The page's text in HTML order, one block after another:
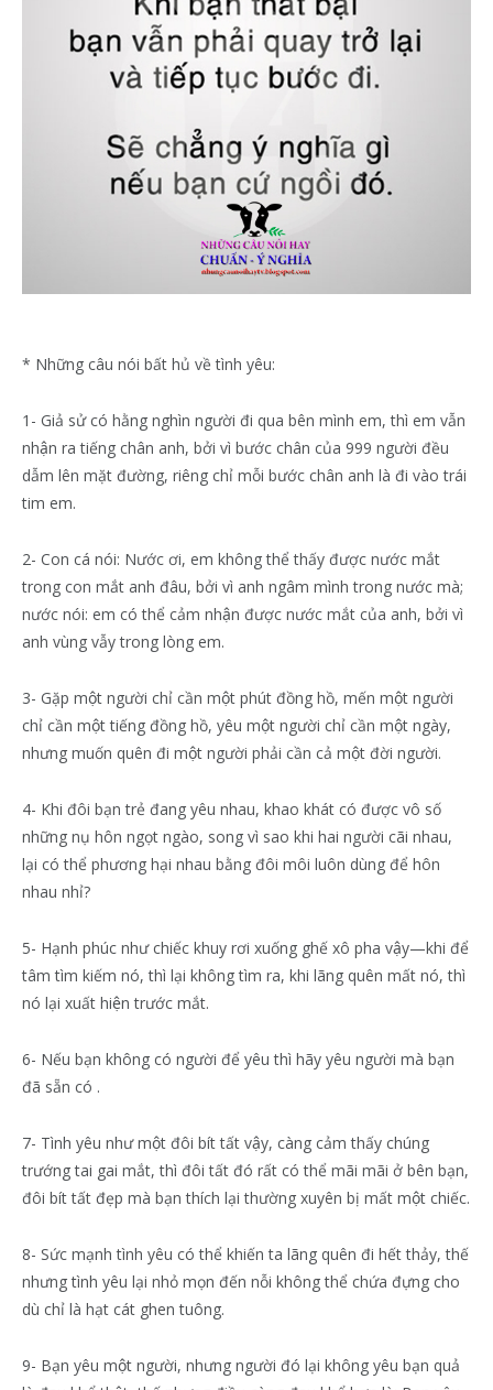
* Những câu nói bất hủ về tình yêu:
1- Giả sử có hằng nghìn người đi qua bên mình em, thì em vẫn
nhận ra tiếng chân anh, bởi vì bước chân của 999 người đều
dẫm lên mặt đường, riêng chỉ mỗi bước chân anh là đi vào trái
tim em.
2- Con cá nói: Nước ơi, em không thể thấy được nước mắt
trong con mắt anh đâu, bởi vì anh ngâm mình trong nước mà;
nước nói: em có thể cảm nhận được nước mắt của anh, bởi vì
anh vùng vẫy trong lòng em.
3- Gặp một người chỉ cần một phút đồng hồ, mến một người
chỉ cần một tiếng đồng hồ, yêu một người chỉ cần một ngày,
nhưng muốn quên đi một người phải cần cả một đời người.
4- Khi đôi bạn trẻ đang yêu nhau, khao khát có được vô số
những nụ hôn ngọt ngào, song vì sao khi hai người cãi nhau,
lại có thể phương hại nhau bằng đôi môi luôn dùng để hôn
nhau nhỉ?
5- Hạnh phúc như chiếc khuy rơi xuống ghế xô pha vậy—khi để
tâm tìm kiếm nó, thì lại không tìm ra, khi lãng quên mất nó, thì
nó lại xuất hiện trước mắt.
6- Nếu bạn không có người để yêu thì hãy yêu người mà bạn
đã sẵn có .
7- Tình yêu như một đôi bít tất vậy, càng cảm thấy chúng
trướng tai gai mắt, thì đôi tất đó rất có thể mãi mãi ở bên bạn,
đôi bít tất đẹp mà bạn thích lại thường xuyên bị mất một chiếc.
8- Sức mạnh tình yêu có thể khiến ta lãng quên đi hết thảy, thế
nhưng tình yêu lại nhỏ mọn đến nỗi không thể chứa đựng cho
dù chỉ là hạt cát ghen tuông.
9- Bạn yêu một người, nhưng người đó lại không yêu bạn quả